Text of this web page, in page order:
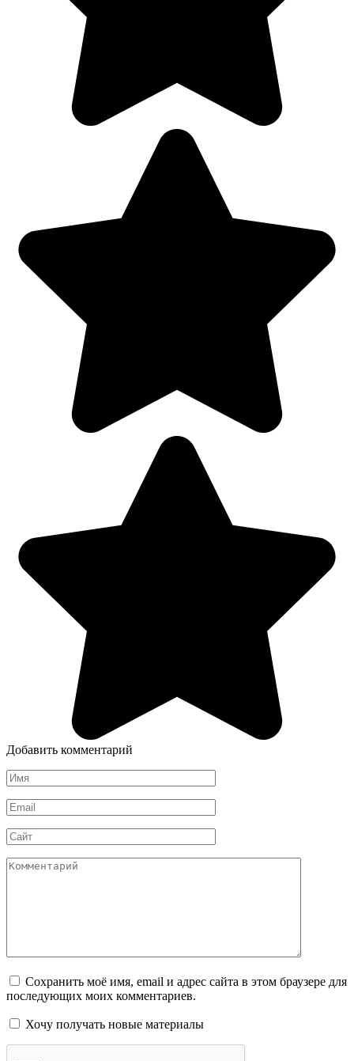
Добавить комментарий
Имя
*
Email
*
Сайт
Комментарий
Сохранить моё имя, email и адрес сайта в этом браузере для
последующих моих комментариев.
Хочу получать новые материалы